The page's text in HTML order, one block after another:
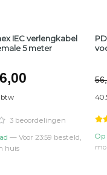
IEC verlengkabel
5 meter
Huidige
€16,00.
btw
3 beoordelingen
— Voor 23:59 besteld,
huis
Op